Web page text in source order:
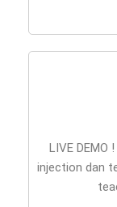
LIVE DEMO
injection dan